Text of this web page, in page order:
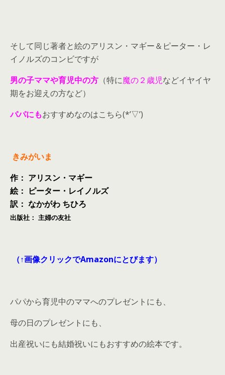
そして同じ著者と絵のアリスン・マギー＆ピーター・レ
イノルズのコンビですが
男の子ママや育児中の方 （特に魔の２歳児などイヤイヤ
期をお迎えの方など）
パパにもおすすめなのはこちら(*’▽’)
きみがいま
作： アリスン・マギー
絵： ピーター・レイノルズ
訳： なかがわ ちひろ
出版社： 主婦の友社
（↑画像クリックでAmazonにとびます）
パパから育児中のママへのプレゼントにも、
母の日のプレゼントにも、
出産祝いにも結婚祝いにもおすすめの絵本です。